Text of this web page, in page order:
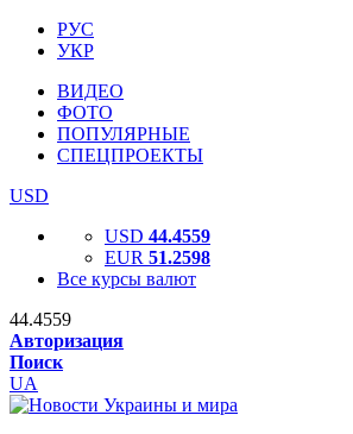
РУС
УКР
ВИДЕО
ФОТО
ПОПУЛЯРНЫЕ
СПЕЦПРОЕКТЫ
USD
USD 44.4559
EUR 51.2598
Все курсы валют
44.4559
Авторизация
Поиск
UA